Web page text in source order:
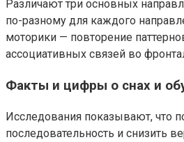
Различают три основных
по-разному для каждого
моторики — повторение
ассоциативных связей во
Факты и цифры о снах и
Исследования показывают, что
последовательность и снизить